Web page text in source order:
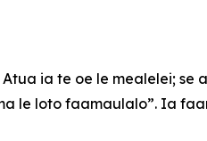
ia te oe le mealelei; se
le loto faamaulalo”. Ia